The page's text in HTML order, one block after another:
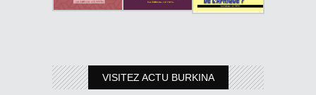
VISITEZ ACTU BURKINA